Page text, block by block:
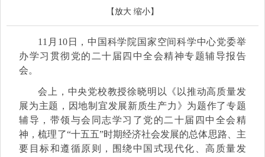
【放大 缩小】
11月10日，中国科学院国家空间科学中心党委举
办学习贯彻党的二十届四中全会精神专题辅导报告
会。
会上，中央党校教授徐晓明以《以推动高质量发
展为主题，因地制宜发展新质生产力》为题作了专题
辅导，带领与会同志学习了党的二十届四中全会精
神，梳理了“十五五”时期经济社会发展的总体思路、主
要目标和遵循原则，围绕中国式现代化、高质量发